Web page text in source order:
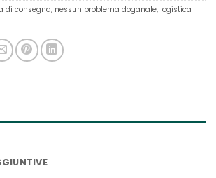
di consegna, nessun problema doganale, logistica